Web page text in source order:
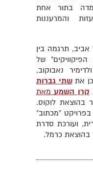
בתור אחת
והמרעננות
תרגמה בין
של
נאבוקוב,
אתשתי גברות
קרן השמעמאת
בהוצאת לוקוס.
"מכתוב"
ועורכת סדרת
בהוצאת כרמל.